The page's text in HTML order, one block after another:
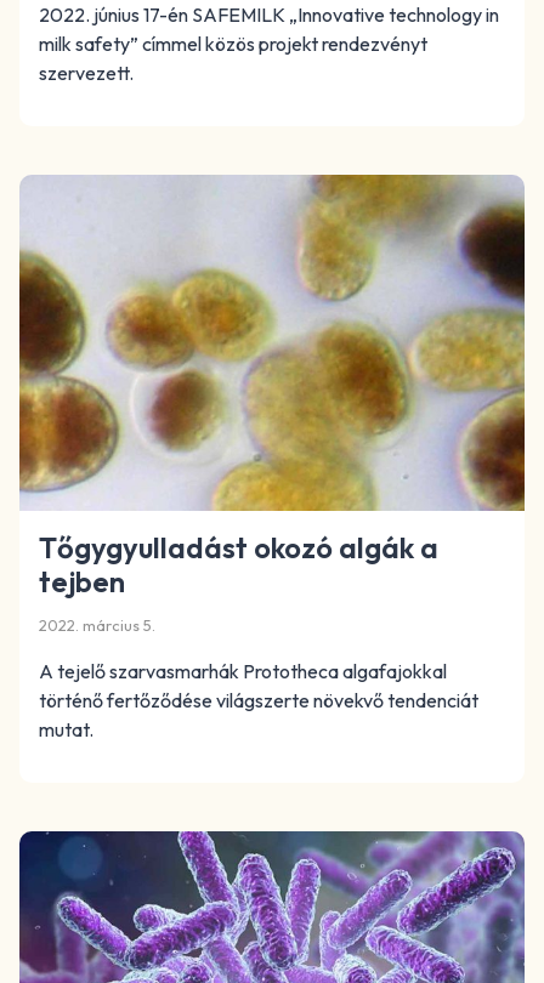
2022. június 17-én SAFEMILK „Innovative technology in
milk safety” címmel közös projekt rendezvényt
szervezett.
Tőgygyulladást okozó algák a
tejben
2022. március 5.
A tejelő szarvasmarhák Prototheca algafajokkal
történő fertőződése világszerte növekvő tendenciát
mutat.